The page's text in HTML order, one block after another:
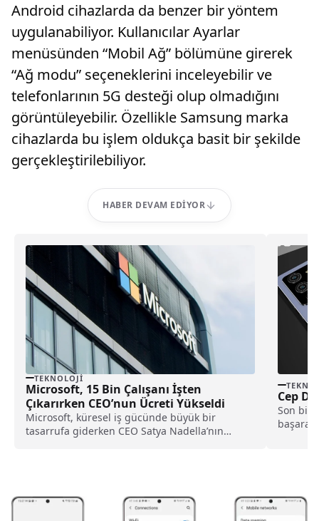
Android cihazlarda da benzer bir yöntem
uygulanabiliyor. Kullanıcılar Ayarlar
menüsünden “Mobil Ağ” bölümüne girerek
“Ağ modu” seçeneklerini inceleyebilir ve
telefonlarının 5G desteği olup olmadığını
görüntüleyebilir. Özellikle Samsung marka
cihazlarda bu işlem oldukça basit bir şekilde
gerçekleştirilebiliyor.
HABER DEVAM EDIYOR
TEKNOLOJI
Microsoft, 15 Bin Çalışanı İşten
Çıkarırken CEO’nun Ücreti Yükseldi
Microsoft, küresel iş gücünde büyük bir
tasarrufa giderken CEO Satya Nadella’nın
Cep
Son
başaran